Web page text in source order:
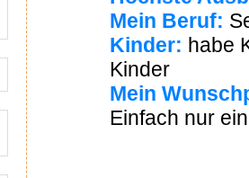
Mein Beruf:
Kinder: habe
Kinder
Mein
Einfach nur